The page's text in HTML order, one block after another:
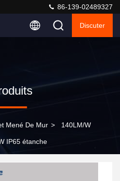
86-139-02489327
Discuter
Mené De Mur > 140LM/W
IP65 étanche